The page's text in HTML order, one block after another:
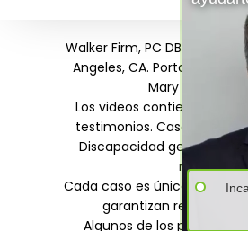
Walker Firm, PC DBA Casa
Angeles, CA. Portavoces:
Mary Ann
Los videos contienen
testimonios. Casos de
Discapacidad
meses.
Cada caso es único.
garantizan resultados
Algunos de los